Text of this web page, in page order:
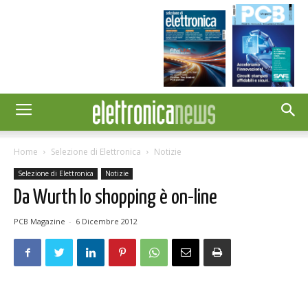
Home Selezione di Elettronica Notizie
Selezione di Elettronica Notizie
Da Wurth lo shopping è on-line
PCB Magazine - 6 Dicembre 2012